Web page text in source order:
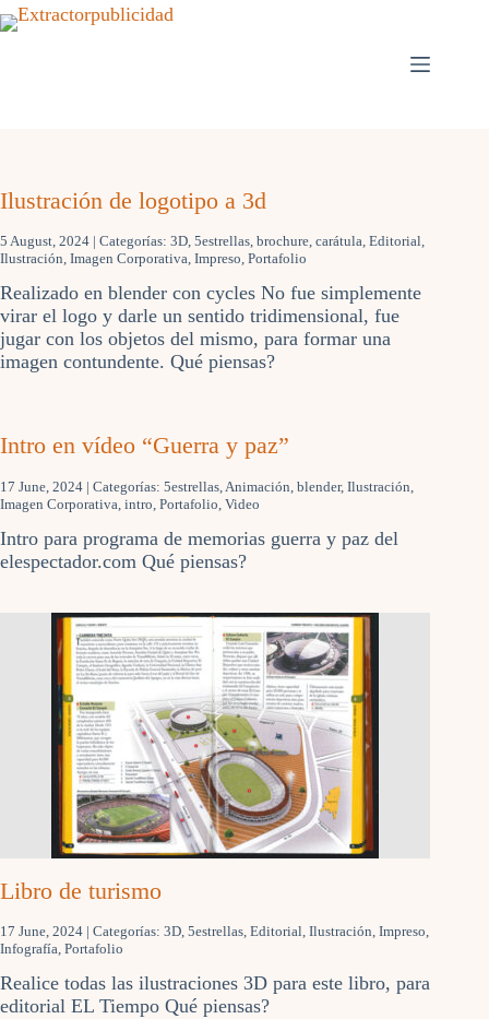
Skip
to
Ilustración de logotipo a 3d
5 August, 2024 | Categorías: 3D, 5estrellas, brochure, carátula, Editorial,
Ilustración, Imagen Corporativa, Impreso, Portafolio
Realizado en blender con cycles No fue simplemente
virar el logo y darle un sentido tridimensional, fue
jugar con los objetos del mismo, para formar una
imagen contundente. Qué piensas?
Intro en vídeo “Guerra y paz”
17 June, 2024 | Categorías: 5estrellas Animación blender, Ilustración
Imagen Corporativa intro Portafolio Video
Intro para programa de memorias guerra y paz del
elespectador.com Qué piensas?
Libro de turismo
17 June, 2024 | Categorías: 3D, 5estrellas, Editorial, Ilustración, Impreso,
Infografía, Portafolio
Realice todas las ilustraciones 3D para este libro, para
editorial EL Tiempo Qué piensas?